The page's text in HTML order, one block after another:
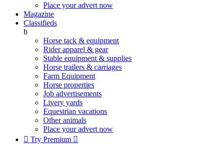
Place your advert now
Magazine
Classifieds
b
Horse tack & equipment
Rider apparel & gear
Stable equipment & supplies
Horse trailers & carriages
Farm Equipment
Horse properties
Job advertisements
Livery yards
Equestrian vacations
Other animals
Place your advert now
 Try Premium 